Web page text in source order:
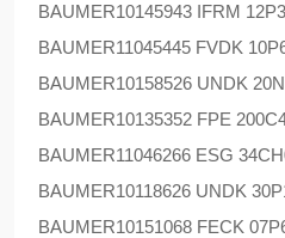
BAUMER10145943 IFRM
BAUMER11045445 FVDK
BAUMER10158526 UNDK
BAUMER10135352 FPE
BAUMER11046266 ESG
BAUMER10118626 UNDK
BAUMER10151068 FECK